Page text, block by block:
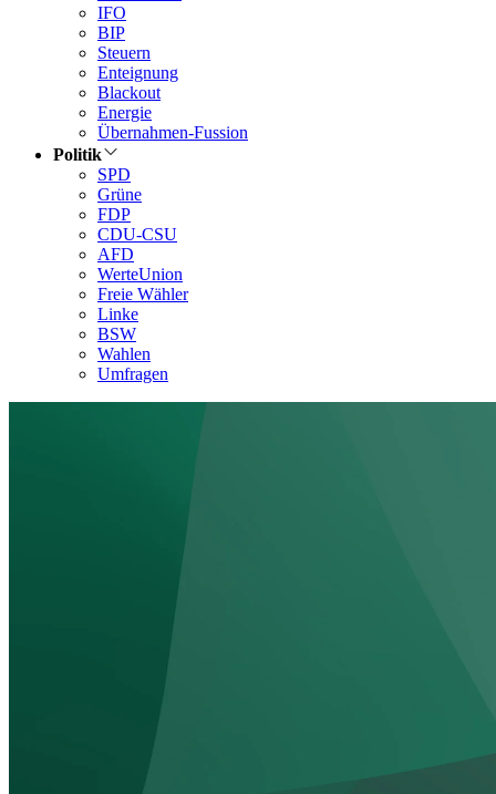
IFO
BIP
Steuern
Enteignung
Blackout
Energie
Übernahmen-Fussion
Politik
SPD
Grüne
FDP
CDU-CSU
AFD
WerteUnion
Freie Wähler
Linke
BSW
Wahlen
Umfragen